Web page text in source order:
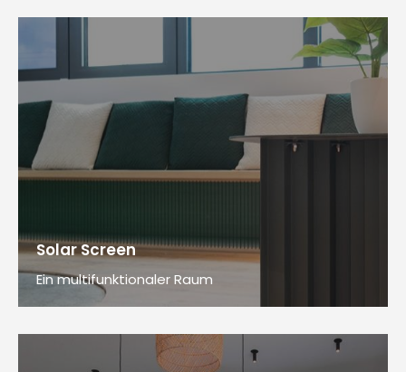
Solar Screen
Ein multifunktionaler Raum